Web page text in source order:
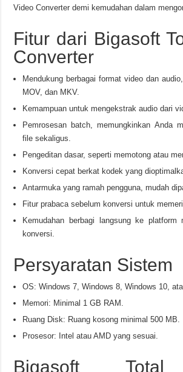
Video Converter demi kemudahan dalam
Fitur dari Bigasoft
Converter
Mendukung berbagai format video dan
MOV, dan MKV.
Kemampuan untuk mengekstrak audio dari
Pemrosesan batch, memungkinkan Anda
file sekaligus.
Pengeditan dasar, seperti memotong atau
Konversi cepat berkat kodek yang
Antarmuka yang ramah pengguna, mudah
Fitur prabaca sebelum konversi untuk
Kemudahan berbagi langsung ke platform
konversi.
Persyaratan Sistem
OS: Windows 7, Windows 8, Windows 10,
Memori: Minimal 1 GB RAM.
Ruang Disk: Ruang kosong minimal 500 MB.
Prosesor: Intel atau AMD yang sesuai.
Bigasoft